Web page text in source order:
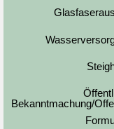
Bekanntmachung/